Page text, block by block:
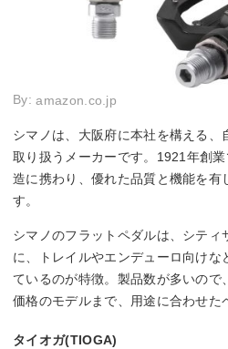
By:amazon.co.jp
シマノは、大阪府に本社を構える、
取り扱うメーカーです。1921年創
造に携わり、優れた品質と機能を有
す。
シマノのフラットペダルは、シテ
に、トレイルやエンデューロ向けな
ているのが特徴。製品数が多いの
価格のモデルまで、用途に合わせた
タイオガ(TIOGA)